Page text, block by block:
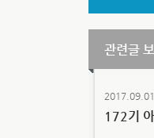
관련글 보
2017.09.01
172기